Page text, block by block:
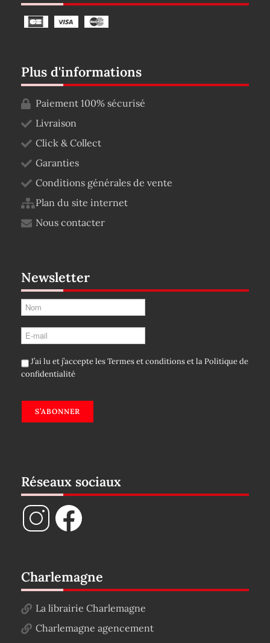
Plus d'informations
Paiement 100% sécurisé
Livraison
Click & Collect
Garanties
Conditions générales de vente
Plan du site internet
Nous contacter
Newsletter
J’ai lu et j’accepte lesTermes et conditionset laPolitique de
confidentialité
S’ABONNER
Réseaux sociaux
Charlemagne
La librairie Charlemagne
Charlemagne agencement